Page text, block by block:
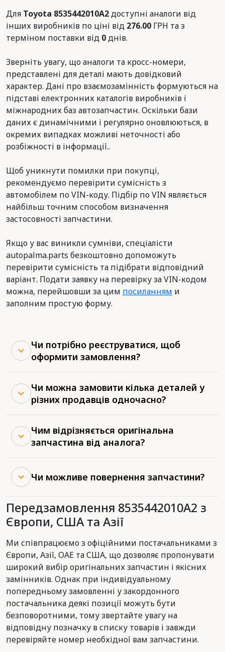
Для Toyota 8535442010A2доступні аналоги від
інших виробників по ціні від 276.00 ГРН та з
терміном поставки від 0днів.
Зверніть увагу, що аналоги та кросс-номери,
представлені для деталі мають довідковий
характер. Дані про взаємозамінність формуються на
підставі електронних каталогів виробників і
міжнародних баз автозапчастин. Оскільки бази
даних є динамічними і регулярно оновлюються, в
окремих випадках можливі неточності або
розбіжності в інформації..
Щоб уникнути помилки при покупці,
рекомендуємо перевірити сумісність з
автомобілем по VIN-коду. Підбір по VIN являється
найбільш точним способом визначення
застосовності запчастини.
Якщо у вас виникли сумніви, спеціалісти
autopalma.parts безкоштовно допоможуть
перевірити сумісність та підібрати відповідний
варіант. Подати заявку на перевірку за VIN-кодом
можна, перейшовши за цим посиланням и
заполним простую форму.
Чи потрібно реєструватися, щоб
оформити замовлення?
Чи можна замовити кілька деталей у
різних продавців одночасно?
Чим відрізняється оригінальна
запчастина від аналога?
Чи можливе повернення запчастини?
Передзамовлення 8535442010A2 з
Європи, США та Азії
Ми співпрацюємо з офіційними постачальниками з
Європи, Азії, ОАЕ та США, що дозволяє пропонувати
широкий вибір оригінальних запчастин і якісних
замінників. Однак при індивідуальному
попередньому замовленні у закордонного
постачальника деякі позиції можуть бути
безповоротними, тому звертайте увагу на
відповідну позначку в списку товарів і завжди
перевіряйте номер необхідної вам запчастини.